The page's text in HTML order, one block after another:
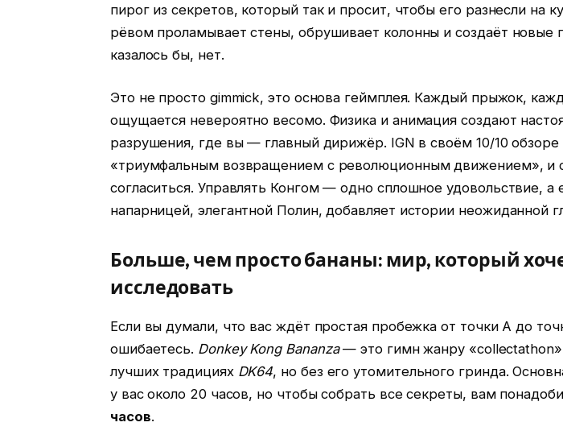
пирог из секретов, который так и просит, чтобы его разнесли на
рёвом проламывает стены, обрушивает колонны и создаёт новые
казалось бы, нет.
Это не просто gimmick, это основа геймплея. Каждый прыжок,
ощущается невероятно весомо. Физика и анимация создают
разрушения, где вы — главный дирижёр. IGN в своём 10/10 обзоре
«триумфальным возвращением с революционным движением», и
согласиться. Управлять Конгом — одно сплошное удовольствие, а
напарницей, элегантной Полин, добавляет истории неожиданной
Больше, чем просто бананы: мир, который
исследовать
Если вы думали, что вас ждёт простая пробежка от точки А до
ошибаетесь. Donkey Kong Bananza— это гимн жанру
лучших традициях DK64, но без его утомительного гринда.
у вас около 20 часов, но чтобы собрать все секреты, вам
часов.